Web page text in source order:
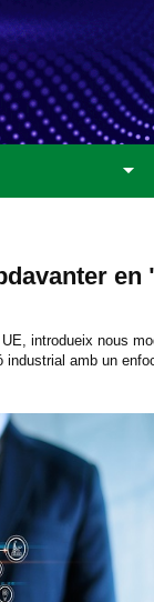
en
introdueix nous
amb un